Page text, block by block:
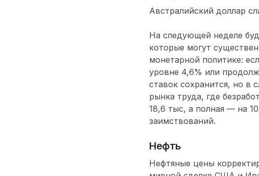
Австралийский доллар
На следующей неделе
которые могут
монетарной политике:
уровне 4,6% или
ставок сохранится, но в
рынка труда, где
18,6 тыс, а полная — на
заимствований.
Нефть
Нефтяные цены